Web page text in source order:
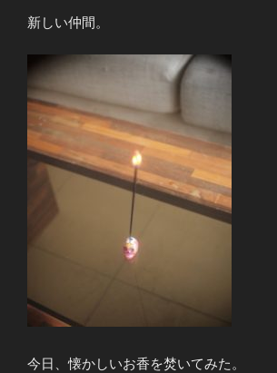
新しい仲間。
今日、懐かしいお香を焚いてみた。